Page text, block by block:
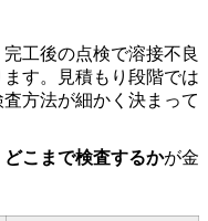
工後の点検で溶接不良
す。見積もり段階では
方法が細かく決まって
どこまで検査するかが金